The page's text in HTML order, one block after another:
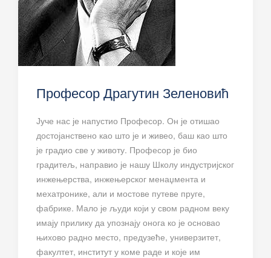
Професор Драгутин Зеленовић
Јуче нас је напустио Професор. Он је отишао
достојанствено као што је и живео, баш као што
је градио све у животу. Професор је био
градитељ, направио је нашу Школу индустријског
инжењерства, инжењерског менаџмента и
мехатронике, али и мостове путеве пруге,
фабрике. Мало је људи који у свом радном веку
имају прилику да упознају онога ко је основао
њихово радно место, предузеће, универзитет,
факултет, институт у коме раде и које им